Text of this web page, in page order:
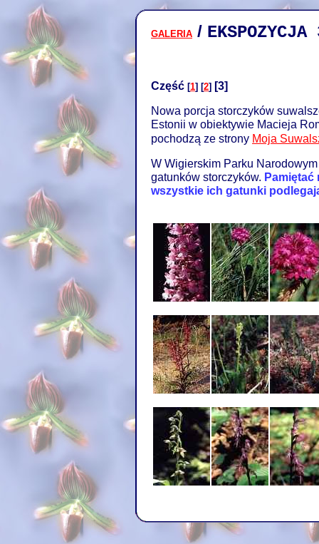
GALERIA /
Część [1] [2] [3]
Nowa porcja storczyków
Estonii w obiektywie Macieja
pochodzą ze strony Moja
W Wigierskim Parku
gatunków storczyków. Pamiętać
wszystkie ich gatunki